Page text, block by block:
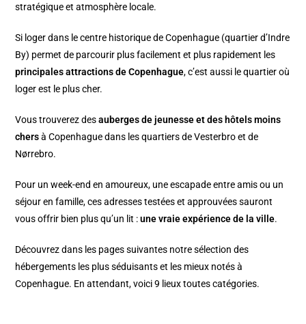
stratégique et atmosphère locale.
Si loger dans lecentre historique de Copenhague (quartier d’Indre
By) permet de parcourir plus facilement et plus rapidement les
principales attractions de Copenhague, c’est aussi le quartier où
loger est le plus cher.
Vous trouverez desauberges de jeunesse et des hôtels moins
chersà Copenhague dans lesquartiers de Vesterbroet de
Nørrebro.
Pour un week-end en amoureux, une escapade entre amis ou un
séjour en famille, ces adresses testées et approuvées sauront
vous offrir bien plus qu’un lit :une vraie expérience de la ville.
Découvrez dans les pages suivantes notre sélection des
hébergements les plus séduisants et les mieux notés à
Copenhague. En attendant, voici 9 lieux toutes catégories.